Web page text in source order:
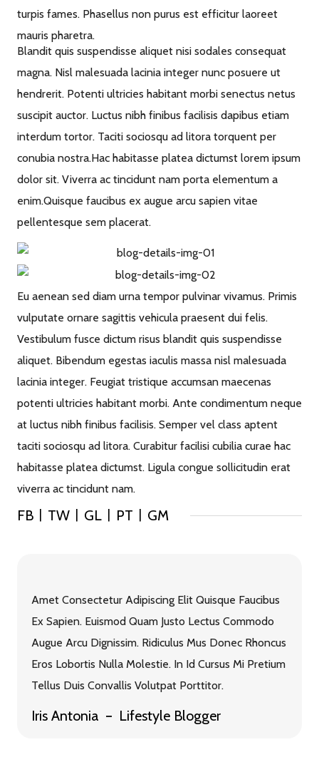
turpis fames. Phasellus non purus est efficitur laoreet
mauris pharetra.
Blandit quis suspendisse aliquet nisi sodales consequat
magna. Nisl malesuada lacinia integer nunc posuere ut
hendrerit. Potenti ultricies habitant morbi senectus netus
suscipit auctor. Luctus nibh finibus facilisis dapibus etiam
interdum tortor. Taciti sociosqu ad litora torquent per
conubia nostra.Hac habitasse platea dictumst lorem ipsum
dolor sit. Viverra ac tincidunt nam porta elementum a
enim.Quisque faucibus ex augue arcu sapien vitae
pellentesque sem placerat.
Eu aenean sed diam urna tempor pulvinar vivamus. Primis
vulputate ornare sagittis vehicula praesent dui felis.
Vestibulum fusce dictum risus blandit quis suspendisse
aliquet. Bibendum egestas iaculis massa nisl malesuada
lacinia integer. Feugiat tristique accumsan maecenas
potenti ultricies habitant morbi. Ante condimentum neque
at luctus nibh finibus facilisis. Semper vel class aptent
taciti sociosqu ad litora. Curabitur facilisi cubilia curae hac
habitasse platea dictumst. Ligula congue sollicitudin erat
viverra ac tincidunt nam.
Amet Consectetur Adipiscing Elit Quisque Faucibus
Ex Sapien. Euismod Quam Justo Lectus Commodo
Augue Arcu Dignissim. Ridiculus Mus Donec Rhoncus
Eros Lobortis Nulla Molestie. In Id Cursus Mi Pretium
Tellus Duis Convallis Volutpat Porttitor.
Iris Antonia Lifestyle Blogger